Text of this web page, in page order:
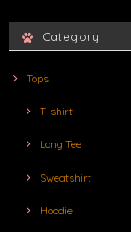
Category
Tops
T-shirt
Long Tee
Sweatshirt
Hoodie